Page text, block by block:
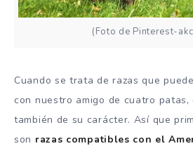
(Foto de Pinterest-
Cuando se trata de razas que
con nuestro amigo de cuatro
también de su carácter. Así que
son razas compatibles con el